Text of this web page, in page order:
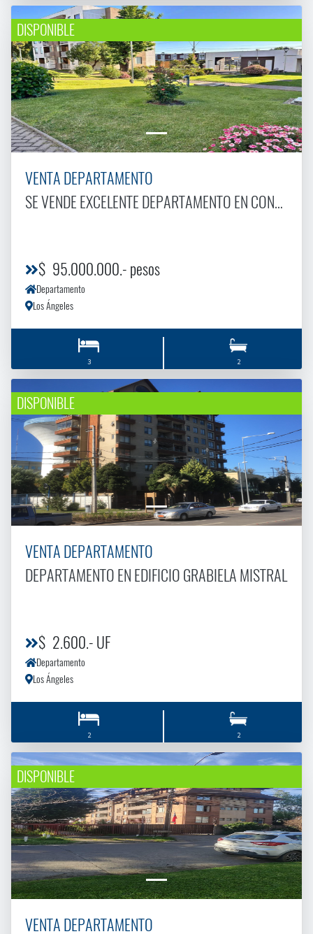
DISPONIBLE
VENTA DEPARTAMENTO
SE VENDE EXCELENTE DEPARTAMENTO EN CONDOMINIO LOS ENCINOS
$ 95.000.000.- pesos
Departamento
Los Ángeles
3 2
DISPONIBLE
VENTA DEPARTAMENTO
DEPARTAMENTO EN EDIFICIO GRABIELA MISTRAL
$ 2.600.- UF
Departamento
Los Ángeles
2 2
DISPONIBLE
VENTA DEPARTAMENTO